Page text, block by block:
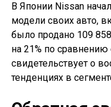
В Японии Nissan
модели своих авто,
было продано 109
на 21% по
свидетельствует о
тенденциях в